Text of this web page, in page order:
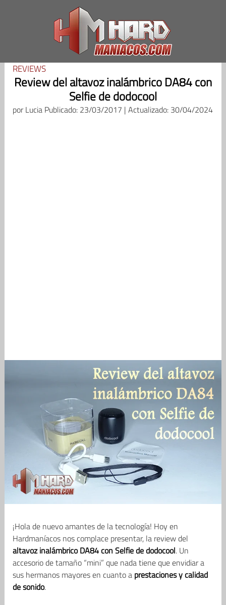
REVIEWS
Review del altavoz inalámbrico DA84 con
Selfie de dodocool
porLucia Publicado: 23/03/2017 | Actualizado: 30/04/2024
¡Hola de nuevo amantes de la tecnología! Hoy en
Hardmaníacos nos complace presentar, la review del
altavoz inalámbrico DA84 con Selfie de dodocool. Un
accesorio de tamaño “mini” que nada tiene que envidiar a
sus hermanos mayores en cuanto a prestaciones y calidad
de sonido.